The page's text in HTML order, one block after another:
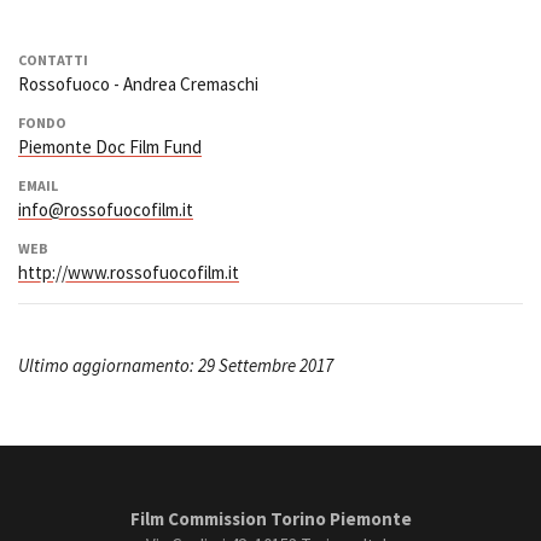
CONTATTI
Rossofuoco - Andrea Cremaschi
FONDO
Piemonte Doc Film Fund
EMAIL
info@rossofuocofilm.it
WEB
http://www.rossofuocofilm.it
Ultimo aggiornamento: 29 Settembre 2017
Film Commission Torino Piemonte